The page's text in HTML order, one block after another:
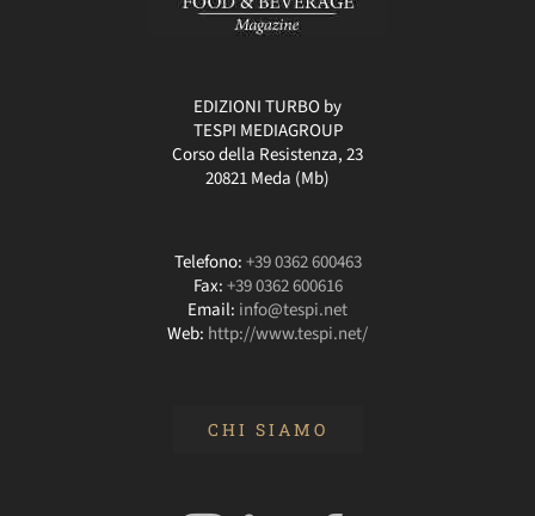
EDIZIONI TURBO by
TESPI MEDIAGROUP
Corso della Resistenza, 23
20821 Meda (Mb)
Telefono:+39 0362 600463
Fax:+39 0362 600616
Email: info@tespi.net
Web: http://www.tespi.net/
CHI SIAMO